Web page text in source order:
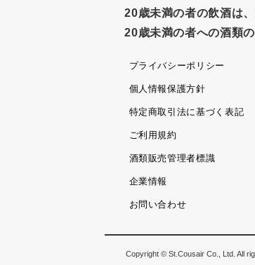
20歳未満の者の飲酒は
20歳未満の者への酒類
プライバシーポリシー
個人情報保護方針
特定商取引法に基づく表記
ご利用規約
酒類販売管理者標識
企業情報
お問い合わせ
Copyright © St.Cousair Co., Ltd. All